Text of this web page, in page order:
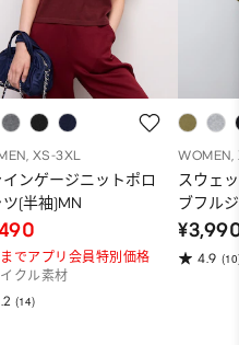
XS-3XL
インゲージニットポロ
ツ(半袖)MN
でアプリ会員特別価格
クル素材
(14)
WOMEN,
スウェ
ブフル
ーパー
ット）
4.9